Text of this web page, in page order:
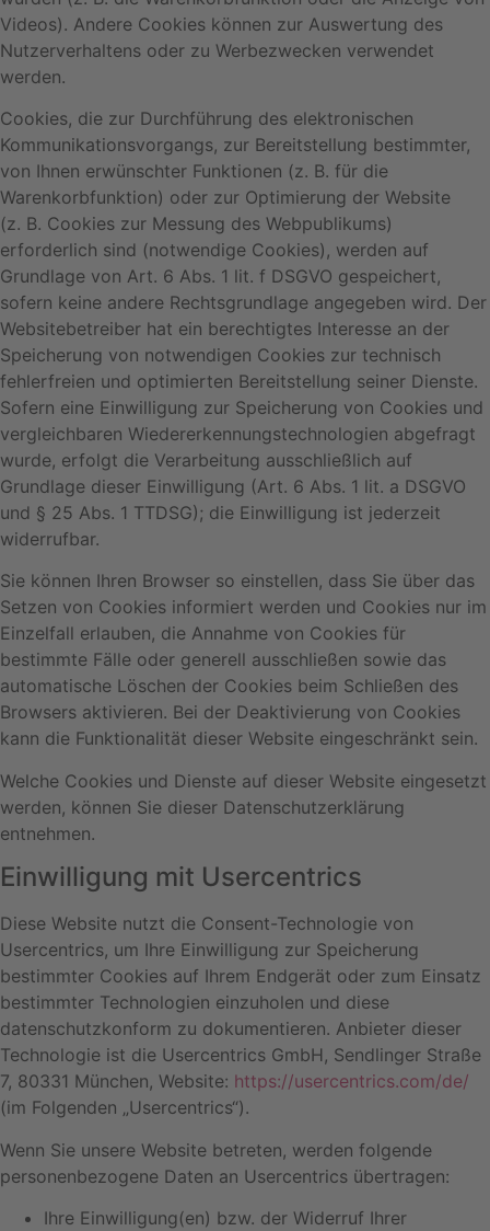
Videos). Andere Cookies können zur Auswertung des
Nutzerverhaltens oder zu Werbezwecken verwendet
werden.
Cookies, die zur Durchführung des elektronischen
Kommunikationsvorgangs, zur Bereitstellung bestimmter,
von Ihnen erwünschter Funktionen (z. B. für die
Warenkorbfunktion) oder zur Optimierung der Website
(z. B. Cookies zur Messung des Webpublikums)
erforderlich sind (notwendige Cookies), werden auf
Grundlage von Art. 6 Abs. 1 lit. f DSGVO gespeichert,
sofern keine andere Rechtsgrundlage angegeben wird. Der
Websitebetreiber hat ein berechtigtes Interesse an der
Speicherung von notwendigen Cookies zur technisch
fehlerfreien und optimierten Bereitstellung seiner Dienste.
Sofern eine Einwilligung zur Speicherung von Cookies und
vergleichbaren Wiedererkennungstechnologien abgefragt
wurde, erfolgt die Verarbeitung ausschließlich auf
Grundlage dieser Einwilligung (Art. 6 Abs. 1 lit. a DSGVO
und § 25 Abs. 1 TTDSG); die Einwilligung ist jederzeit
widerrufbar.
Sie können Ihren Browser so einstellen, dass Sie über das
Setzen von Cookies informiert werden und Cookies nur im
Einzelfall erlauben, die Annahme von Cookies für
bestimmte Fälle oder generell ausschließen sowie das
automatische Löschen der Cookies beim Schließen des
Browsers aktivieren. Bei der Deaktivierung von Cookies
kann die Funktionalität dieser Website eingeschränkt sein.
Welche Cookies und Dienste auf dieser Website eingesetzt
werden, können Sie dieser Datenschutzerklärung
entnehmen.
Einwilligung mit Usercentrics
Diese Website nutzt die Consent-Technologie von
Usercentrics, um Ihre Einwilligung zur Speicherung
bestimmter Cookies auf Ihrem Endgerät oder zum Einsatz
bestimmter Technologien einzuholen und diese
datenschutzkonform zu dokumentieren. Anbieter dieser
Technologie ist die Usercentrics GmbH, Sendlinger Straße
7, 80331 München, Website: https://usercentrics.com/de/
(im Folgenden „Usercentrics“).
Wenn Sie unsere Website betreten, werden folgende
personenbezogene Daten an Usercentrics übertragen:
Ihre Einwilligung(en) bzw. der Widerruf Ihrer